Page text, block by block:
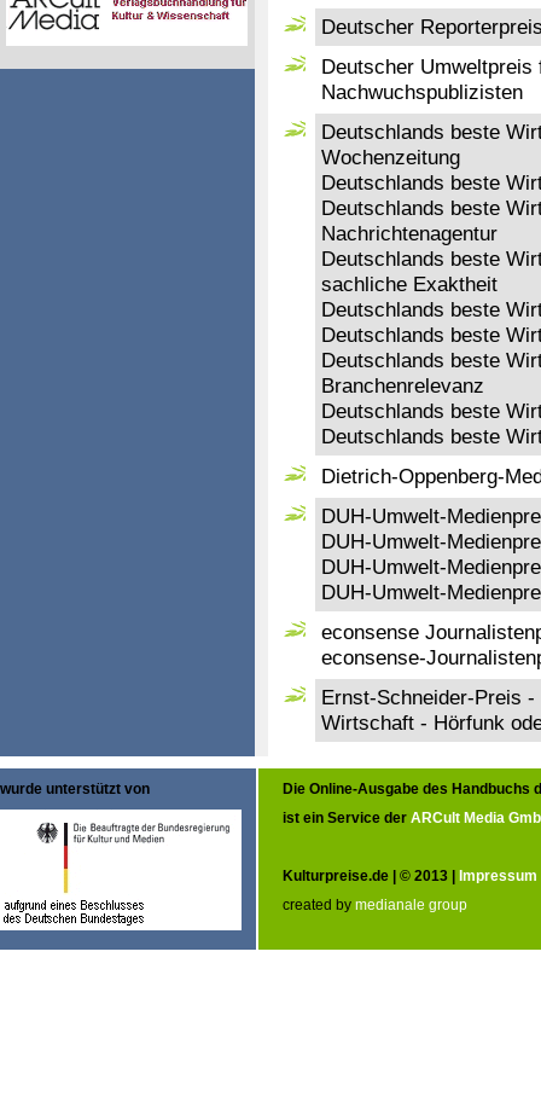
Deutscher
Deutscher
Nachwuchspublizisten
Deutschlands beste
Wochenzeitung
Deutschlands beste
Deutschlands beste
Nachrichtenagentur
Deutschlands beste
sachliche Exaktheit
Deutschlands beste
Deutschlands beste
Deutschlands beste
Branchenrelevanz
Deutschlands beste
Deutschlands beste
Dietrich-Oppenberg-
DUH-Umwelt-
DUH-Umwelt-
DUH-Umwelt-
DUH-Umwelt-
econsense
econsense-
Ernst-Schneider-Preis
Wirtschaft - Hörfunk
wurde unterstützt von
Die Online-Ausgabe des Handbuchs
ist ein Service der ARCult Media
Kulturpreise.de | © 2013 | Impressum
created by medianale group